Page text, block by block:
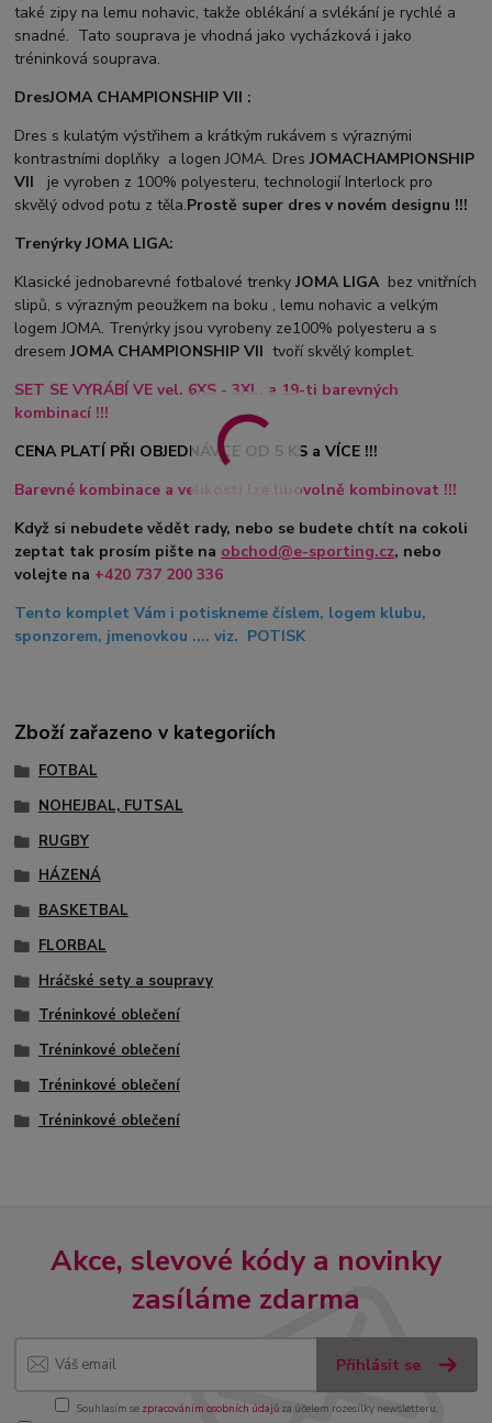
také zipy na lemu nohavic, takže oblékání a svlékání je rychlé a
snadné. Tato souprava je vhodná jako vycházková i jako
tréninková souprava.
DresJOMA CHAMPIONSHIP VII :
Dres s kulatým výstřihem a krátkým rukávem s výraznými
kontrastními doplňky a logen JOMA. DresJOMACHAMPIONSHIP
VII
je vyroben z 100% polyesteru, technologií Interlock pro
skvělý odvod potu z těla.Prostě super dres v novém designu !!!
Trenýrky JOMA LIGA:
Klasické jednobarevné fotbalové trenky JOMA LIGA bez vnitřních
slipů, s výrazným peoužkem na boku , lemu nohavic a velkým
logem JOMA. Trenýrky jsou vyrobeny ze100% polyesteru a s
dresemJOMA CHAMPIONSHIP VII tvoří skvělý komplet.
SET SE VYRÁBÍ VE vel. 6XS - 3XL, a 19-ti barevných
kombinací !!!
CENA PLATÍ PŘI OBJEDNÁVCE OD 5 KS a VÍCE !!!
Barevné kombinace a velikosti lze libovolně kombinovat !!!
Když si nebudete vědět rady, nebo se budete chtít na cokoli
zeptat tak prosím pište na obchod@e-sporting.cz, nebo
volejte na +420 737 200 336
Tento komplet Vám i potiskneme číslem, logem klubu,
sponzorem, jmenovkou .... viz. POTISK
Zboží zařazeno v kategoriích
FOTBAL
NOHEJBAL, FUTSAL
RUGBY
HÁZENÁ
BASKETBAL
FLORBAL
Hráčské sety a soupravy
Tréninkové oblečení
Tréninkové oblečení
Tréninkové oblečení
Tréninkové oblečení
Akce, slevové kódy a novinky
zasíláme zdarma
Přihlásit se
Souhlasím se zpracováním osobních údajůza účelem rozesílky newsletteru.